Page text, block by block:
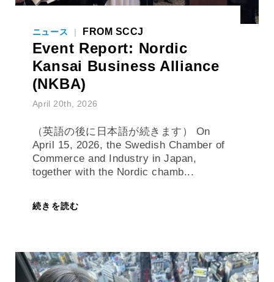
ニュース | FROM SCCJ
Event Report: Nordic
Kansai Business Alliance
(NKBA)
April 20th, 2026
（英語の後に日本語が続きます） On
Commerce and Industry in Japan,
together with the Nordic chamb...
続きを読む